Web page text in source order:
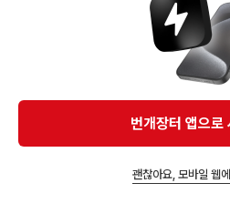
앱에서
번개장터(주) 사업자정보, 이용약관 및 기타 법적고지
번개장터㈜는 통신판매중개자이며, 통신판매의 당사자가
소비자보호에 관한 법률 등 관련 법령 및 번개장터㈜의 약
개별 판매자에게 귀속하고, 번개장터㈜는 원칙적으로 회
다만, 번개장터㈜가 직접 판매하는 상품에 대한 책임은
APP 다운
번개장터 앱으로
괜찮아요, 모바일 웹